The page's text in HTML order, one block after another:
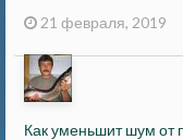
21 февраля, 2019
Как уменьшит шум от